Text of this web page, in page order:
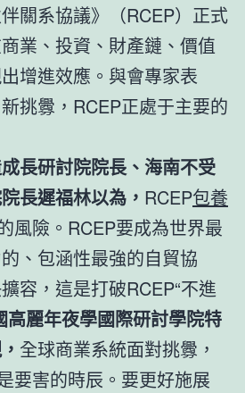
關系協議》（RCEP）正式
業、投資、財產鏈、價值
增進效應。與會專家表
挑釁，RCEP正處于主要的
長研討院院長、海南不受
長遲福林以為， RCEP包養
風險。RCEP要成為世界最
、包涵性最強的自貿協
容，這是打破RCEP“不進
高麗年夜學國際研討學院特
全球商業系統面對挑釁，
要害的時辰。要更好施展